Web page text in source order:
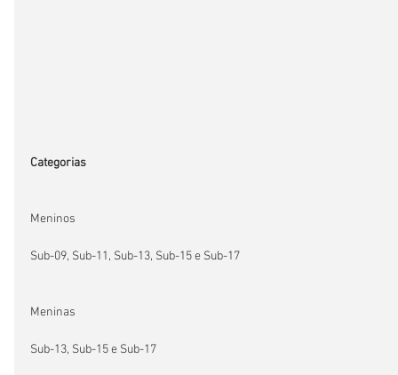
Categorias
Meninos
Sub-09, Sub-11, Sub-13, Sub-15 e Sub-17
Meninas
Sub-13, Sub-15 e Sub-17